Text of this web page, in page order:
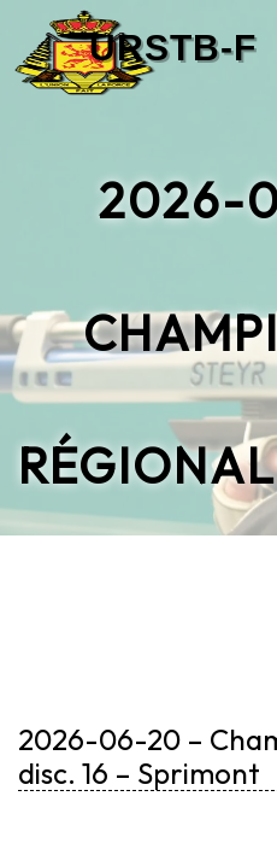
2026-
2026-06-20 –
disc. 16 – Sprimont